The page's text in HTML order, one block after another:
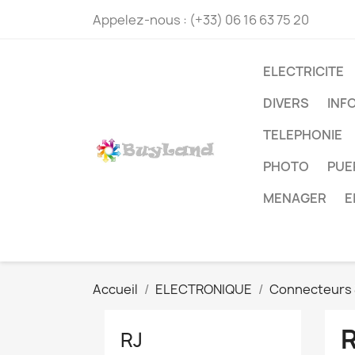
Appelez-nous : (+33) 06 16 63 75 20
ELECTRICITE
DIVERS
TELEPHONIE
PHOTO
MENAGER
Accueil ELECTRONIQUE Connecteurs
RJ